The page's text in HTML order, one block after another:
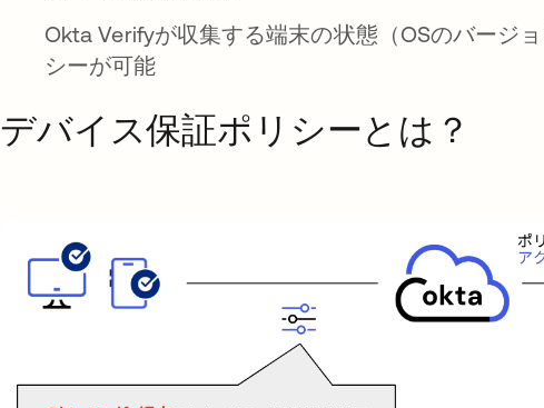
Okta Verifyが収集する端末の状態（OSのバージ
シーが可能
デバイス保証ポリシーとは？